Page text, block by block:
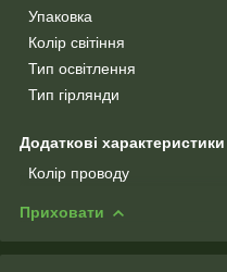
Упаковка
Колір світіння
Тип освітлення
Тип гірлянди
Додаткові характеристики
Колір проводу
Приховати